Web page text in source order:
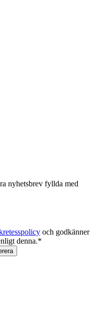
nyhetsbrev fyllda med
och godkänner
denna.*